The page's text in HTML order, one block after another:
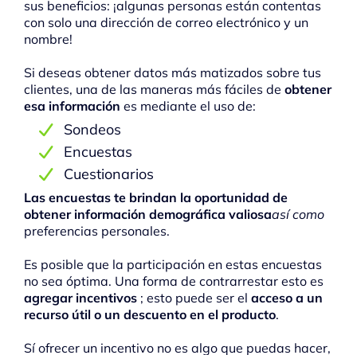
sus beneficios: ¡algunas personas están contentas
con solo una dirección de correo electrónico y un
nombre!
Si deseas obtener datos más matizados sobre tus
clientes, una de las maneras más fáciles de obtener
esa información es mediante el uso de:
Sondeos
Encuestas
Cuestionarios
Las encuestas te brindan la oportunidad de
obtener información demográfica valiosaasí como
preferencias personales.
Es posible que la participación en estas encuestas
no sea óptima. Una forma de contrarrestar esto es
agregar incentivos ; esto puede ser el acceso a un
recurso útil o un descuento en el producto.
Sí ofrecer un incentivo no es algo que puedas hacer,